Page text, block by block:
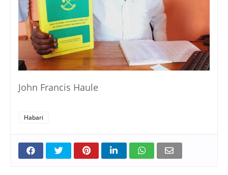
John Francis Haule
Habari